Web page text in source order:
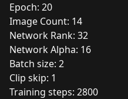
Epoch: 20
Image Count: 14
Network Rank: 32
Network Alpha: 16
Batch size: 2
Clip skip: 1
Training steps: 2800